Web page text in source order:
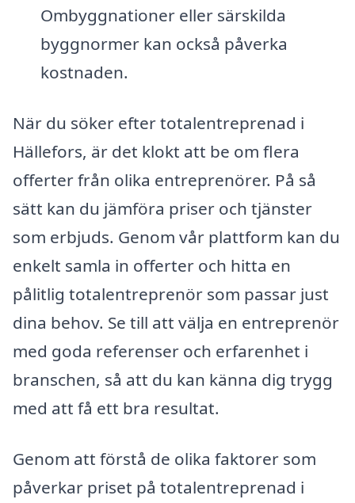
Ombyggnationer eller särskilda
byggnormer kan också påverka
kostnaden.
När du söker efter totalentreprenad i
Hällefors, är det klokt att be om flera
offerter från olika entreprenörer. På så
sätt kan du jämföra priser och tjänster
som erbjuds. Genom vår plattform kan du
enkelt samla in offerter och hitta en
pålitlig totalentreprenör som passar just
dina behov. Se till att välja en entreprenör
med goda referenser och erfarenhet i
branschen, så att du kan känna dig trygg
med att få ett bra resultat.
Genom att förstå de olika faktorer som
påverkar priset på totalentreprenad i